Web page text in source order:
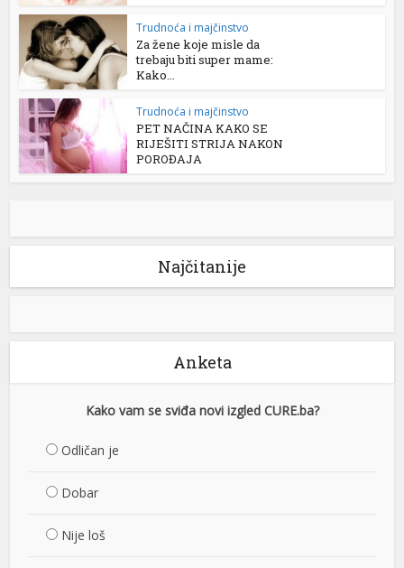
Trudnoća i majčinstvo
Za žene koje misle da
trebaju biti super mame:
Kako...
Trudnoća i majčinstvo
PET NAČINA KAKO SE
RIJEŠITI STRIJA NAKON
POROĐAJA
Najčitanije
Anketa
Kako vam se sviđa novi izgled CURE.ba?
Odličan je
Dobar
Nije loš